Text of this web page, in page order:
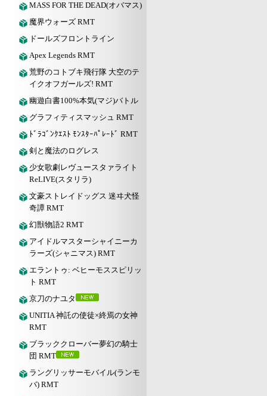
MASS FOR THE DEAD(オバマス)
魔界ウォーズ RMT
ドールズフロントライン
Apex Legends RMT
荒野のコトブキ飛行隊 大空のテ
イクオフガールズ! RMT
幽遊白書100%本気(マジ)バトル
グラフィティスマッシュ RMT
ﾄﾞﾗｺﾞﾝｸｴｽﾄ ﾓﾝｽﾀｰﾊﾟﾚｰﾄﾞ RMT
剣と魔法のログレス
少女歌劇レヴュースタァライト
ReLIVE(スタリラ)
文豪ストレイドッグス 迷ヰ犬怪
奇譚 RMT
幻獣物語2 RMT
アイドルマスターシャイニーカ
ラーズ(シャニマス) RMT
エラントゥ: ベヒーモススピリッ
ト RMT
京刀のナユタ
UNITIA 神託の使徒×終焉の女神
RMT
ブラッククローバー夢幻の騎士
団 RMT
ラングリッサーモバイル(ランモ
バ) RMT